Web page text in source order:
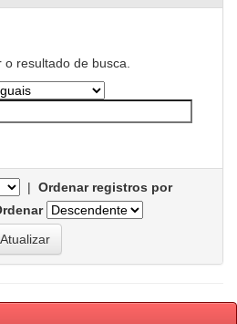
resultado de busca.
| Ordenar registros por